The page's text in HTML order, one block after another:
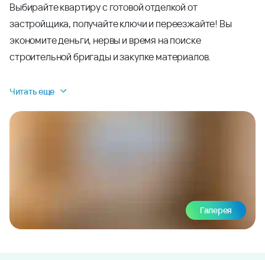
Выбирайте квартиру с готовой отделкой от
застройщика, получайте ключи и переезжайте! Вы
экономите деньги, нервы и время на поиске
строительной бригады и закупке материалов.
Читать еще
Галерея